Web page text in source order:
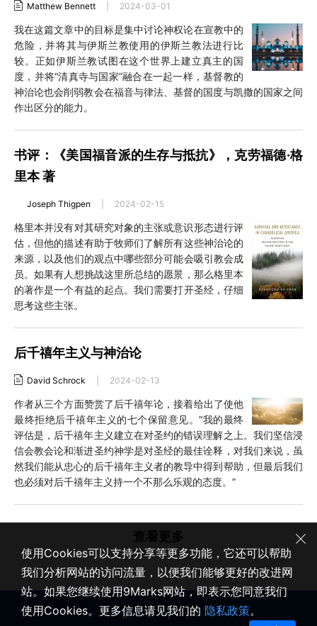
Matthew Bennett 2024-03-01
我在这篇文章中的目标是集中讨论神权论在宣教中的
危险，并将其与伊斯兰教使用的伊斯兰教法进行比
较。正如伊斯兰教试图在这个世界上建立真主的国
度，并将“清真寺与国家”融合在一起一样，基督教的
神治论也会削弱教会在福音与律法、基督的国度与凯撒的国家之间
作出区分的能力。
书评：《美国福音派的生存与抵抗》，克劳福德·格
里本 著
Joseph Thigpen 2024-02-15
格里本并没有对其研究对象的主张或意识形态进行评
估，但他的描述有助于牧师们了解所有这些神治论的
来源，以及他们的观点中哪些部分可能会吸引教会成
员。如果有人想挑战这里所总结的愿景，那么格里本
的著作是一个有益的起点。我们需要打开圣经，仔细
思考这些主张。
后千禧年主义与神治论
David Schrock 2024-02-13
作者从三个方面赞赏了后千禧年论，接着给出了使他
最终拒绝后千禧年主义的七个保留意见。“我的最终
评估是，后千禧年主义建立在对圣约的错误理解之上。我们坚信浸
信会教会论和渐进圣约神学是对圣经的最佳诠释，对我们来说，虽
然我们能从忠心的后千禧年主义者的教导中得到帮助，但最后我们
也必须对后千禧年主义持一个不那么乐观的态度。”
查看更多
使用Cookies可以支持分享等更多功能，它还可以帮助
我们分析网站的访问流量，以便我们能够更好的改进网
站。如果您继续使用9Marks网站，即表示您同意我们
使用Cookies。更多信息请见我们的 隐私政策。